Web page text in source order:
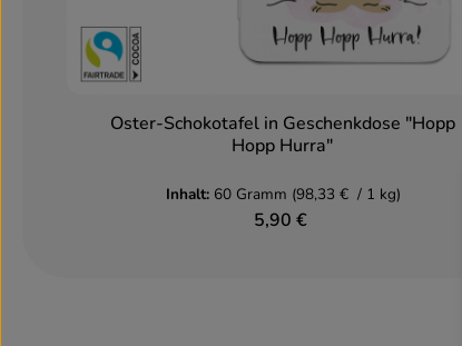
Oster-Schokotafel in Geschenkdose "Hopp
Hopp Hurra"
Inhalt: 60 Gramm (98,33 € / 1 kg)
5,90 €